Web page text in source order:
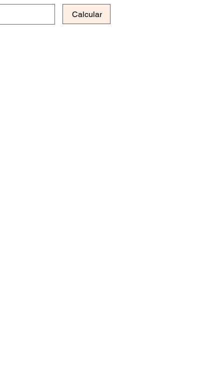
Calcular